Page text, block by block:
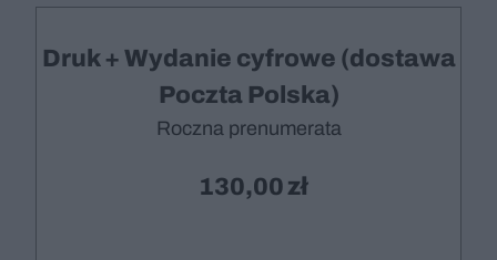
Druk + Wydanie cyfrowe (dostawa
Poczta Polska)
Roczna prenumerata
130,00